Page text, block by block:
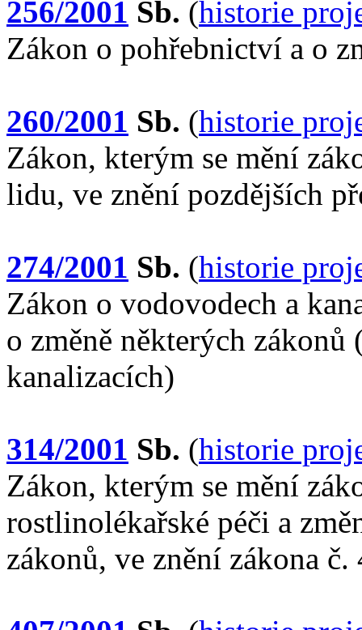
256/2001 Sb. (historie
Zákon o pohřebnictví a o
260/2001 Sb. (historie
Zákon, kterým se mění
lidu, ve znění pozdějších
274/2001 Sb. (historie
Zákon o vodovodech a
o změně některých
kanalizacích)
314/2001 Sb. (historie
Zákon, kterým se mění
rostlinolékařské péči a
zákonů, ve znění zákona